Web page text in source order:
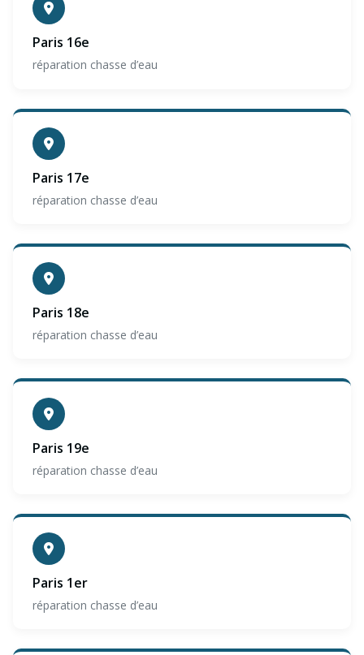
Paris 16e
réparation chasse d’eau
Paris 17e
réparation chasse d’eau
Paris 18e
réparation chasse d’eau
Paris 19e
réparation chasse d’eau
Paris 1er
réparation chasse d’eau